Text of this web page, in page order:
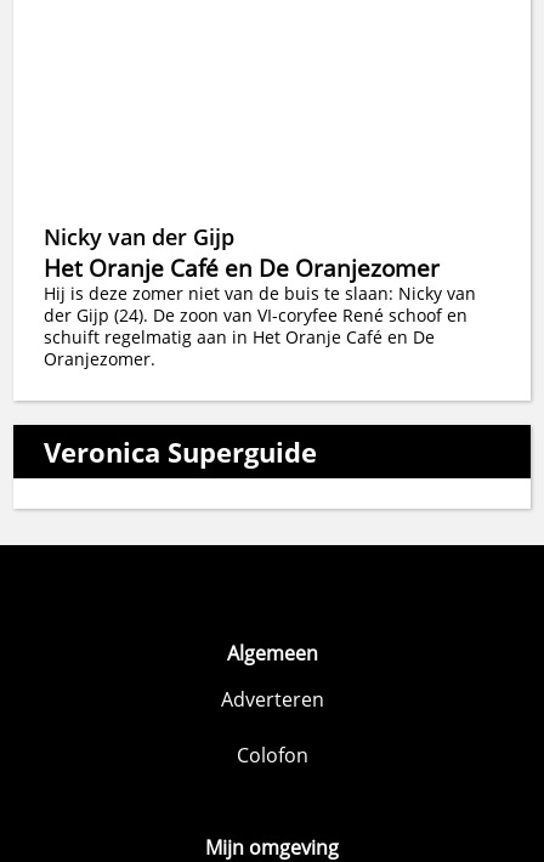
Nicky van der Gijp
Het Oranje Café en De Oranjezomer
Hij is deze zomer niet van de buis te slaan: Nicky van
der Gijp (24). De zoon van VI-coryfee René schoof en
schuift regelmatig aan in Het Oranje Café en De
Oranjezomer.
Veronica Superguide
Algemeen
Adverteren
Colofon
Mijn omgeving